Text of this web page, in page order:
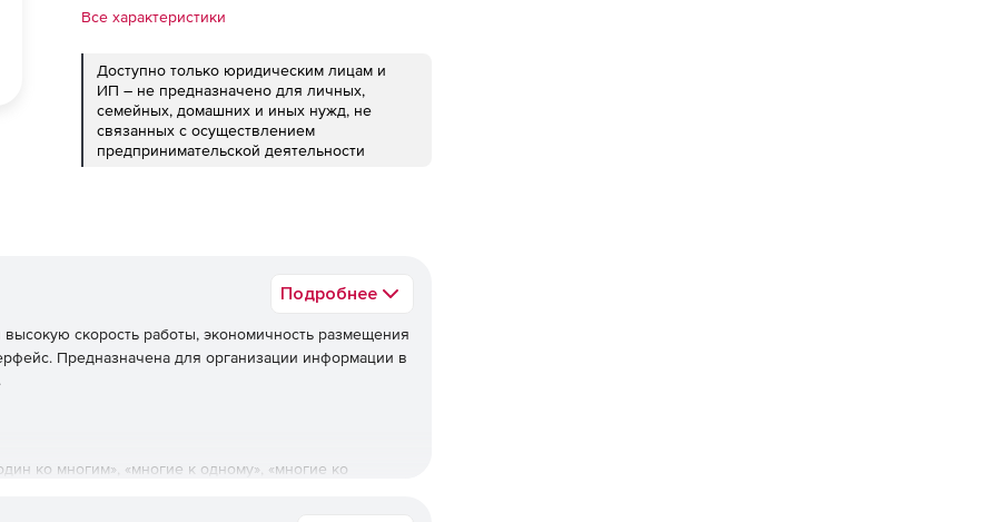
Все характеристики
Доступно только юридическим лицам и
ИП – не предназначено для личных,
семейных, домашних и иных нужд, не
связанных с осуществлением
предпринимательской деятельности
Подробнее
скорость работы, экономичность размещения
Предназначена для организации информации в
ко многим», «многие к одному», «многие ко